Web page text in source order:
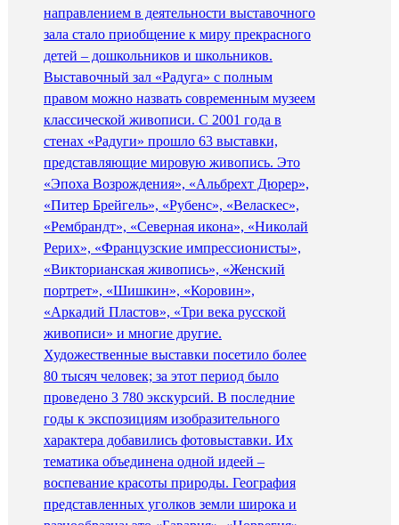
направлением в деятельности выставочного
зала стало приобщение к миру прекрасного
детей – дошкольников и школьников.
Выставочный зал «Радуга» с полным
правом можно назвать современным музеем
классической живописи. С 2001 года в
стенах «Радуги» прошло 63 выставки,
представляющие мировую живопись. Это
«Эпоха Возрождения», «Альбрехт Дюрер»,
«Питер Брейгель», «Рубенс», «Веласкес»,
«Рембрандт», «Северная икона», «Николай
Рерих», «Французские импрессионисты»,
«Викторианская живопись», «Женский
портрет», «Шишкин», «Коровин»,
«Аркадий Пластов», «Три века русской
живописи» и многие другие.
Художественные выставки посетило более
80 тысяч человек; за этот период было
проведено 3 780 экскурсий. В последние
годы к экспозициям изобразительного
характера добавились фотовыставки. Их
тематика объединена одной идеей –
воспевание красоты природы. География
представленных уголков земли широка и